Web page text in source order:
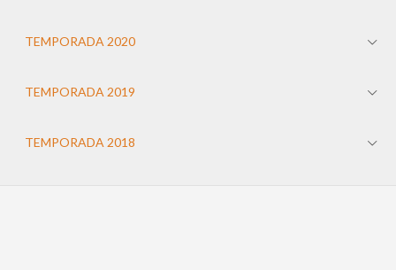
TEMPORADA 2020
TEMPORADA 2019
TEMPORADA 2018